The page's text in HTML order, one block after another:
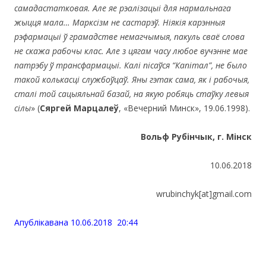
самадастатковая. Але яе рэалізацыі для нармальнага
жыцця мала… Марксізм не састарэў. Ніякія карэнныя
рэфармацыі ў грамадстве немагчымыя, пакуль сваё слова
не скажа рабочы клас. Але з цягам часу любое вучэнне мае
патрэбу ў трансфармацыі. Калі пісаўся “Капітал”, не было
такой колькасці службоўцаў. Яны гэтак сама, як і рабочыя,
сталі той сацыяльнай базай, на якую робяць стаўку левыя
сілы» (Сяргей Марцалеў, «Вечерний Минск», 19.06.1998).
Вольф Рубінчык, г. Мінск
10.06.2018
wrubinchyk[at]gmail.com
Апублiкавана 10.06.2018 20:44